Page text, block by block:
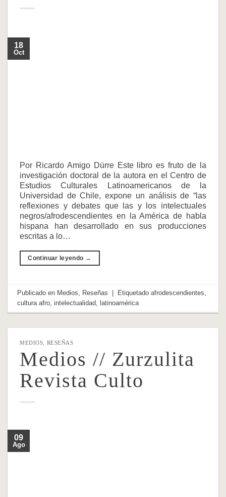
18
Oct
Por Ricardo Amigo Dürre Este libro es fruto de la
investigación doctoral de la autora en el Centro de
Estudios Culturales Latinoamericanos de la
Universidad de Chile, expone un análisis de “las
reflexiones y debates que las y los intelectuales
negros/afrodescendientes en la América de habla
hispana han desarrollado en sus producciones
escritas a lo…
Continuar leyendo →
Publicado en Medios Reseñas | Etiquetadoafrodescendientes
cultura afro ,intelectualidad ,latinoamérica
MEDIOS RESEÑAS
Medios // Zurzulita
Revista Culto
09
Ago